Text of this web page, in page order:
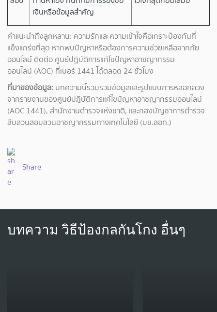
เงินหรือข้อมูลสำคัญ
คำแนะนำถึงลูกหลาน: ความรักและความเข้าใจคือเกราะป้องกันที่
แข็งแกร่งที่สุด หากพบปัญหาหรือต้องการความช่วยเหลือจากภัย
ออนไลน์ ติดต่อ ศูนย์ปฏิบัติการแก้ไขปัญหาอาชญากรรม
ออนไลน์ (AOC) ที่เบอร์ 1441 ได้ตลอด 24 ชั่วโมง
ที่มาของข้อมูล: บทความนี้รวบรวมข้อมูลและรูปแบบการหลอกลวง
จากรายงานของศูนย์ปฏิบัติการแก้ไขปัญหาอาชญากรรมออนไลน์
(AOC 1441), สำนักงานตำรวจแห่งชาติ, และกองบัญชาการตำรวจ
สืบสวนสอบสวนอาชญากรรมทางเทคโนโลยี (บช.สอท.)
Share
บทความ วิธีป้องกลกันโกง อื่นๆ